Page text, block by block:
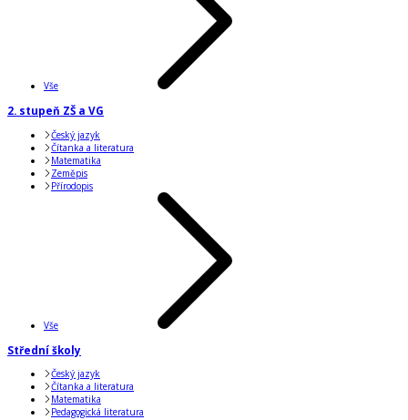
Vše
2. stupeň ZŠ a VG
Český jazyk
Čítanka a literatura
Matematika
Zeměpis
Přírodopis
Vše
Střední školy
Český jazyk
Čítanka a literatura
Matematika
Pedagogická literatura